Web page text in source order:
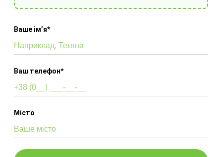
Обладнання для ароматизації приміщень
Оберіть готове рішення
Ваше імʼя*
Ваш телефон*
Місто